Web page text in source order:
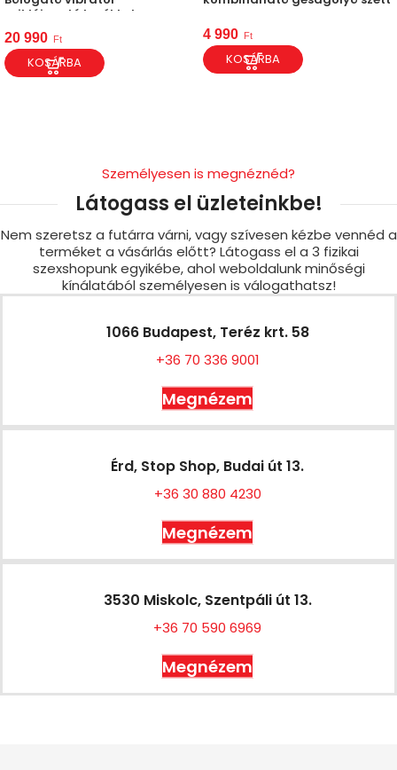
csiklóizgató kerékkel
20 990 Ft
KOSÁRBA
4 990 Ft
KOSÁRBA
Személyesen is megnéznéd?
Látogass el üzleteinkbe!
Nem szeretsz a futárra várni, vagy szívesen kézbe vennéd a
terméket a vásárlás előtt? Látogass el a 3 fizikai
szexshopunk egyikébe, ahol weboldalunk minőségi
kínálatából személyesen is válogathatsz!
1066 Budapest, Teréz krt. 58
+36 70 336 9001
Megnézem
Érd, Stop Shop, Budai út 13.
+36 30 880 4230
Megnézem
3530 Miskolc, Szentpáli út 13.
+36 70 590 6969
Megnézem